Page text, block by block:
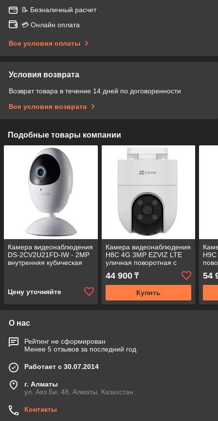
📝 Безналичный расчет
💳 Онлайн оплата
Все условия оплаты
Условия возврата
Возврат товара в течение 14 дней по договоренности
Все условия возврата
Подобные товары компании
Камера видеонаблюдения
DS-2CV2U21FD-IW - 2MP
внутренняя кубическая
Цену уточняйте
Камера видеонаблюдения
H8C 4G 3MP EZVIZ LTE
уличная поворотная с
микрофоном и
динамиком,
автоматическим
44 900₸
Купить
54
О нас
Рейтинг не сформирован
Менее 5 отзывов за последний год
Работает с 30.07.2014
г. Алматы
ул. Аяз Би, 48, Алматы, Казахстан
Контакты